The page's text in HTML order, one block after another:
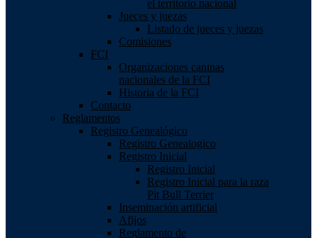
el territorio nacional
Jueces y juezas
Listado de jueces y juezas
Comisiones
FCI
Organizaciones caninas
nacionales de la FCI
Historia de la FCI
Contacto
Reglamentos
Registro Genealógico
Registro Genealogico
Registro Inicial
Registro Inicial
Registro Inicial para la raza
Pit Bull Terrier
Inseminación artificial
Afijos
Reglamento de